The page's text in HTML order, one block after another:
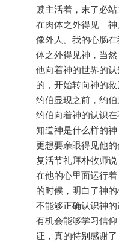
赎主活着，末了必
在肉体之外得见 神
像外人。我的心肠
体之外得见神，当
他向着神的世界的
的，开始转向神的
约伯显现之前，约
约伯向着神的认识
知道神是什么样的
更想要亲眼得见他的
复活节礼拜朴牧师
在他的心里面运行
的时候，明白了神
不能够正确认识神
有机会能够学习信
证，真的特别感谢